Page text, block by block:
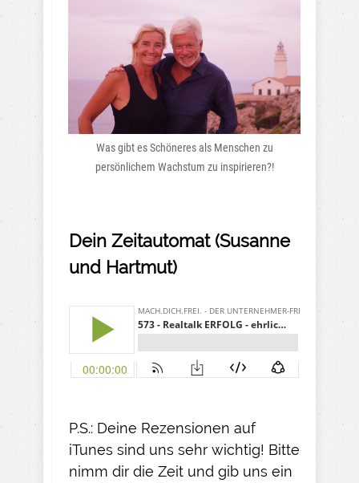
Was gibt es Schöneres als Menschen zu
persönlichem Wachstum zu inspirieren?!
Dein Zeitautomat (Susanne
und Hartmut)
P.S.: Deine Rezensionen auf
iTunes sind uns sehr wichtig! Bitte
nimm dir die Zeit und gib uns ein